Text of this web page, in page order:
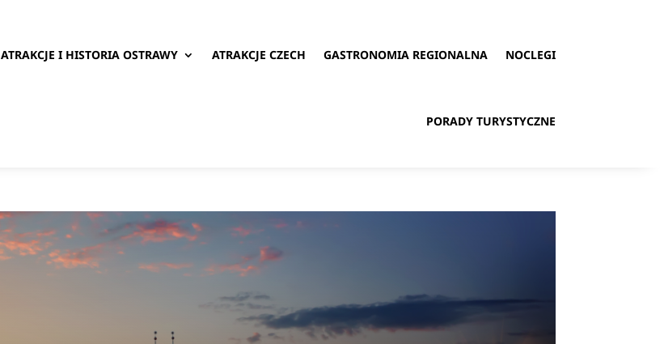
ATRAKCJE I HISTORIA OSTRAWY ATRAKCJE CZECH GASTRONOMIA REGIONALNA NOCLEGI
PORADY TURYSTYCZNE